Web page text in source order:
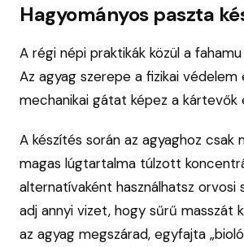
Hagyományos paszta
A régi népi praktikák közül a
Az agyag szerepe a fizikai
mechanikai gátat képez a kártevők
A készítés során az agyaghoz csak
magas lúgtartalma túlzott
alternatívaként használhatsz
adj annyi vizet, hogy sűrű masszát
az agyag megszárad, egyfajta